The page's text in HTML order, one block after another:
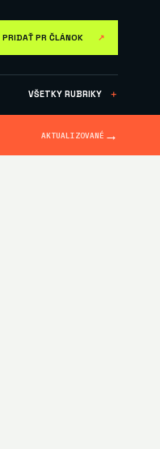
PRIDAŤ PR ČLÁNOK ↗
VŠETKY RUBRIKY ＋
AKTUALIZOVANÉ →